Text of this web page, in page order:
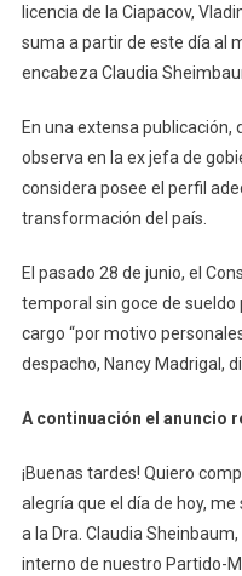
licencia de la Ciapacov,
suma a partir de este día al
encabeza Claudia
En una extensa publicación,
observa en la ex jefa de
considera posee el perfil
transformación del país.
El pasado 28 de junio, el
temporal sin goce de sueldo
cargo “por motivo
despacho, Nancy Madrigal,
A continuación el anuncio
¡Buenas tardes! Quiero
alegría que el día de hoy,
a la Dra. Claudia
interno de nuestro Partido-